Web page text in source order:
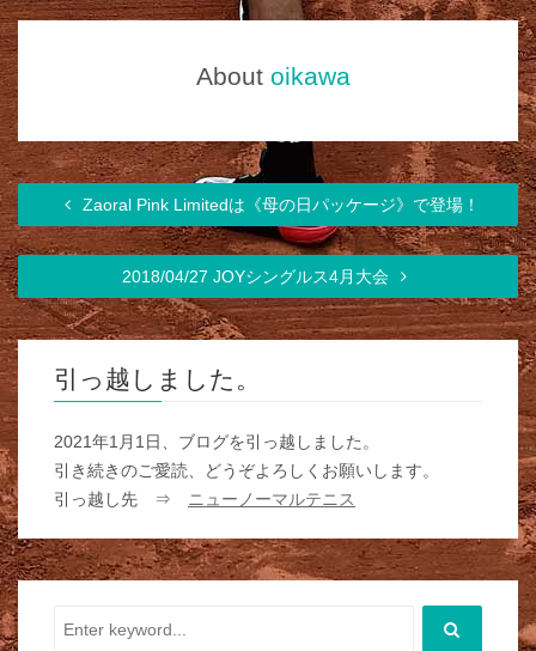
About oikawa
Zaoral Pink Limitedは《母の日パッケージ》で登場！
2018/04/27 JOYシングルス4月大会
引っ越しました。
2021年1月1日、ブログを引っ越しました。
引き続きのご愛読、どうぞよろしくお願いします。
引っ越し先 ⇒
ニューノーマルテニス